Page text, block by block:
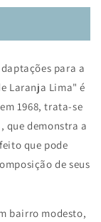
para a
Laranja Lima" é
1968, trata-se
demonstra a
que pode
de seus
bairro modesto,